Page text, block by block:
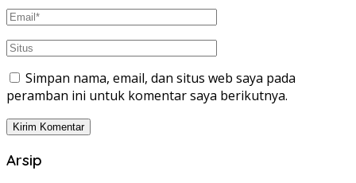
Simpan nama, email, dan situs web saya pada
peramban ini untuk komentar saya berikutnya.
Arsip